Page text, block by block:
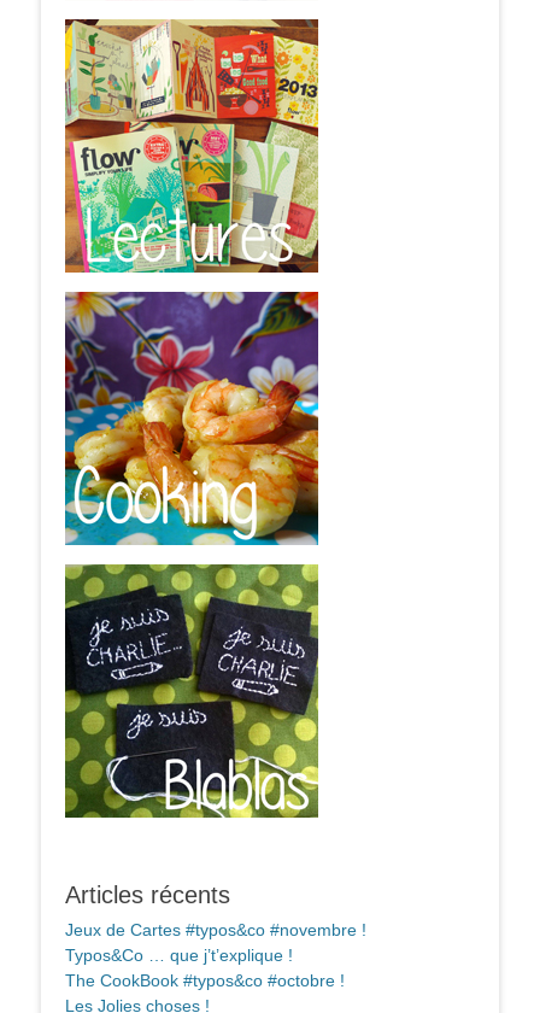
Articles récents
Jeux de Cartes #typos&co #novembre !
Typos&Co … que j’t’explique !
The CookBook #typos&co #octobre !
Les Jolies choses !